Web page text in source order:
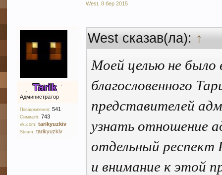
West ,8 бер 2015
Tarik
Администратор
Повідомлення: 541
Симпатії: 743
vk.com: tarikyuzkiv
Steam: tarikyuzkiv
West сказав(ла):↑
Моей целью не было
благословенного
представителей
узнать отношение
отдельный
и внимание к этой